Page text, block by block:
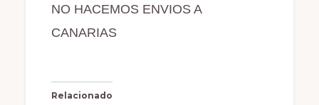
NO HACEMOS ENVIOS A
CANARIAS
Relacionado